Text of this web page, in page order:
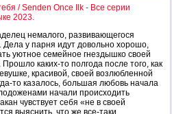
/ Senden Once Ilk - Все серии
2023.
немалого, развивающегося
Дела у парня идут довольно хорошо,
уютное семейное гнездышко своей
каких-то полгода после того, как
красивой, своей возлюбленной
то казалось, большая любовь начала
начали происходить
чувствует себя «не в своей
выяснить, что же все-таки